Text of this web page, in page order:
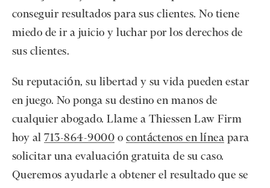
conseguir resultados para sus clientes. No tiene
miedo de ir a juicio y luchar por los derechos de
sus clientes.
Su reputación, su libertad y su vida pueden estar
en juego. No ponga su destino en manos de
cualquier abogado. Llame a Thiessen Law Firm
hoy al713-864-9000 o contáctenos en línea para
solicitar una evaluación gratuita de su caso.
Queremos ayudarle a obtener el resultado que se